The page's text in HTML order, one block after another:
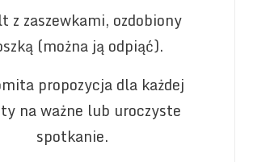
z zaszewkami, ozdobiony
(można ją odpiąć).
propozycja dla każdej
na ważne lub uroczyste
spotkanie.